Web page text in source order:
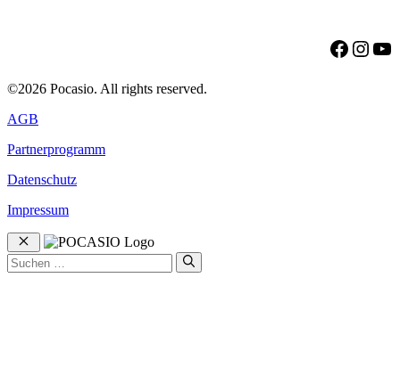
©2026 Pocasio. All rights reserved.
AGB
Partnerprogramm
Datenschutz
Impressum
Schließen
Suchen
nach: